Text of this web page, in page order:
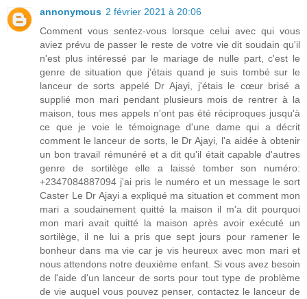
annonymous 2 février 2021 à 20:06
Comment vous sentez-vous lorsque celui avec qui vous
aviez prévu de passer le reste de votre vie dit soudain qu'il
n'est plus intéressé par le mariage de nulle part, c'est le
genre de situation que j'étais quand je suis tombé sur le
lanceur de sorts appelé Dr Ajayi, j'étais le cœur brisé a
supplié mon mari pendant plusieurs mois de rentrer à la
maison, tous mes appels n'ont pas été réciproques jusqu'à
ce que je voie le témoignage d'une dame qui a décrit
comment le lanceur de sorts, le Dr Ajayi, l'a aidée à obtenir
un bon travail rémunéré et a dit qu'il était capable d'autres
genre de sortilège elle a laissé tomber son numéro:
+2347084887094 j'ai pris le numéro et un message le sort
Caster Le Dr Ajayi a expliqué ma situation et comment mon
mari a soudainement quitté la maison il m'a dit pourquoi
mon mari avait quitté la maison après avoir exécuté un
sortilège, il ne lui a pris que sept jours pour ramener le
bonheur dans ma vie car je vis heureux avec mon mari et
nous attendons notre deuxième enfant. Si vous avez besoin
de l'aide d'un lanceur de sorts pour tout type de problème
de vie auquel vous pouvez penser, contactez le lanceur de